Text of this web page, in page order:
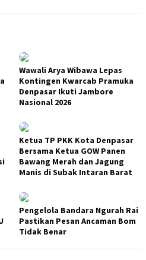
Wawali Arya Wibawa Lepas
Kontingen Kwarcab Pramuka
Denpasar Ikuti Jambore
Nasional 2026
Ketua TP PKK Kota Denpasar
Bersama Ketua GOW Panen
Bawang Merah dan Jagung
Manis di Subak Intaran Barat
Pengelola Bandara Ngurah Rai
Pastikan Pesan Ancaman Bom
Tidak Benar